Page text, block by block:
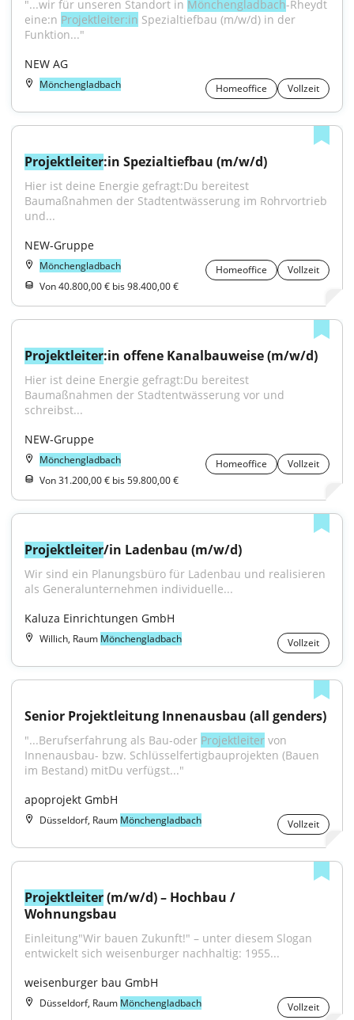
"...wir für unseren Standort in Mönchengladbach-Rheydt
eine:n Projektleiter:in Spezialtiefbau (m/w/d) in der
Funktion..."
NEW AG
Mönchengladbach Homeoffice Vollzeit
Projektleiter:in Spezialtiefbau (m/w/d)
Hier ist deine Energie gefragt:Du bereitest
Baumaßnahmen der Stadtentwässerung im Rohrvortrieb
und...
NEW-Gruppe
Mönchengladbach Homeoffice
Vollzeit
Von 40.800,00 € bis 98.400,00 €
Projektleiter:in offene Kanalbauweise (m/w/d)
Hier ist deine Energie gefragt:Du bereitest
Baumaßnahmen der Stadtentwässerung vor und
schreibst...
NEW-Gruppe
Mönchengladbach Homeoffice
Vollzeit
Von 31.200,00 € bis 59.800,00 €
Projektleiter/in Ladenbau (m/w/d)
Wir sind ein Planungsbüro für Ladenbau und realisieren
als Generalunternehmen individuelle...
Kaluza Einrichtungen GmbH
Willich, Raum Mönchengladbach Vollzeit
Senior Projektleitung Innenausbau (all genders)
"...Berufserfahrung als Bau-oder Projektleiter von
Innenausbau- bzw. Schlüsselfertigbauprojekten (Bauen
im Bestand) mitDu verfügst..."
apoprojekt GmbH
Düsseldorf, Raum Mönchengladbach Vollzeit
Projektleiter (m/w/d) – Hochbau /
Wohnungsbau
Einleitung"Wir bauen Zukunft!" – unter diesem Slogan
entwickelt sich weisenburger nachhaltig: 1955...
weisenburger bau GmbH
Düsseldorf, Raum Mönchengladbach Vollzeit